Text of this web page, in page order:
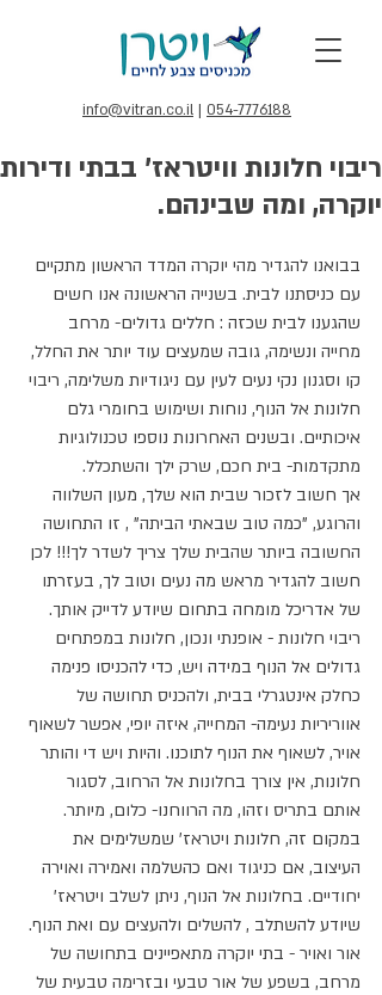
info@vitran.co.il | 054-7776188
ריבוי חלונות וויטראז' בבתי ודירות
יוקרה, ומה שבינהם.
בבואנו להגדיר מהי יוקרה המדד הראשון מתקיים
עם כניסתנו לבית. בשנייה הראשונה אנו חשים
שהגענו לבית שכזה : חללים גדולים- מרחב
מחייה ונשימה, גובה שמעצים עוד יותר את החלל,
קו וסגנון נקי נעים לעין עם ניגודיות משלימה, ריבוי
חלונות אל הנוף, נוחות ושימוש בחומרי גלם
איכותיים. ובשנים האחרונות נוספו טכנולוגיות
מתקדמות- בית חכם, שרק ילך והשתכלל.
אך חשוב לזכור שבית הוא שלך, מעון השלווה
והרוגע, "כמה טוב שבאתי הביתה" , זו התחושה
החשובה ביותר שהבית שלך צריך לשדר לך!!! לכן
חשוב להגדיר מראש מה נעים וטוב לך, בעזרתו
של אדריכל מומחה בתחום שיודע לדייק אותך.
ריבוי חלונות - אופנתי ונכון, חלונות במפתחים
גדולים אל הנוף במידה ויש, כדי להכניסו פנימה
כחלק אינטגרלי בבית, ולהכניס תחושה של
אווריריות נעימה- המחייה, איזה יופי, אפשר לשאוף
אויר, לשאוף את הנוף לתוכנו. והיות ויש די והותר
חלונות, אין צורך בחלונות אל הרחוב, לסגור
אותם בתריס וזהו, מה הרווחנו- כלום, מיותר.
במקום זה, חלונות ויטראז' שמשלימים את
העיצוב, אם כניגוד ואם כהשלמה ואמירה ואוירה
יחודיים. בחלונות אל הנוף, ניתן לשלב ויטראז'
שיודע להשתלב , להשלים ולהעצים עם ואת הנוף.
אור ואויר - בתי יוקרה מתאפיינים בתחושה של
מרחב, בשפע של אור טבעי ובזרימה טבעית של